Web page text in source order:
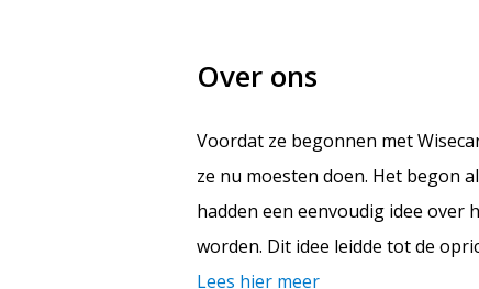
Over ons
Voordat ze begonnen met
ze nu moesten doen. Het begon
hadden een eenvoudig idee over
worden. Dit idee leidde tot de
Lees hier meer